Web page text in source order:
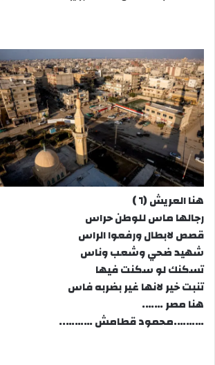
هنا العريش (٦ )
رجالها ماس للوطن حراس
قصص لابطال ورفعوا الراس
شهيد ضحي وشعب وناس
تسكنك لو سكنت فيها
تنبت خير لانها غير بضربه فاس
هنا مصر …….
……….محمود قطامش ………..